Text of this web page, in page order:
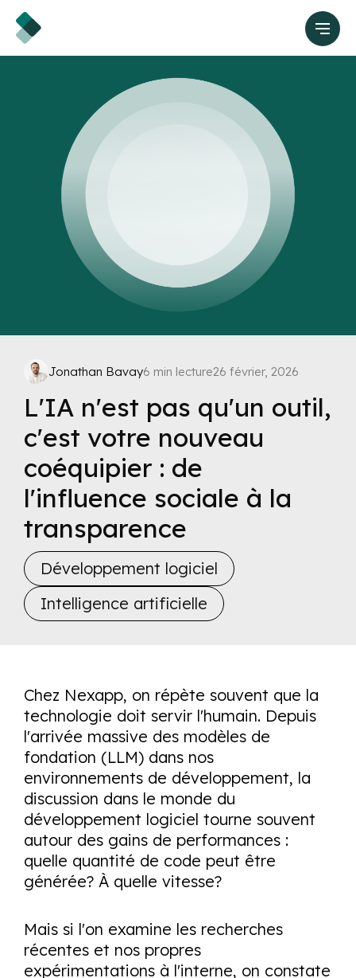
Jonathan Bavay6 min lecture26 février, 2026
L'IA n'est pas qu'un outil,
c'est votre nouveau
coéquipier : de
l'influence sociale à la
transparence
Développement logiciel
Intelligence artificielle
Chez Nexapp, on répète souvent que la
technologie doit servir l'humain. Depuis
l'arrivée massive des modèles de
fondation (LLM) dans nos
environnements de développement, la
discussion dans le monde du
développement logiciel tourne souvent
autour des gains de performances :
quelle quantité de code peut être
générée? À quelle vitesse?
Mais si l'on examine les recherches
récentes et nos propres
expérimentations à l'interne, on constate